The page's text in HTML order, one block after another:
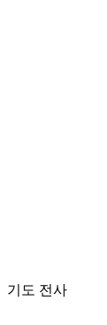
기도 전사